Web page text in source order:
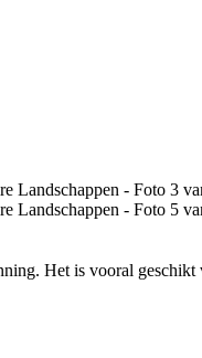
Het is vooral